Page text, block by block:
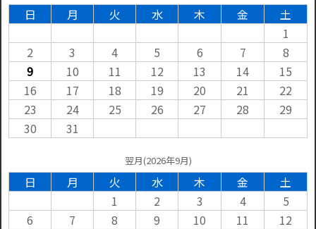
日 月 火 水 木 金
土
1
2
3 4 5 6 7
8
9
10 11 12 13 14
15
16
17 18 19 20 21
22
23
24 25 26 27 28
29
30
31
翌月(2026年9月)
日 月 火 水 木 金
土
1
2 3 4
5
6
7 8 9 10 11
12